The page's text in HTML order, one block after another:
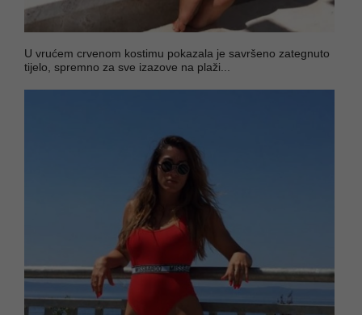
U vrućem crvenom kostimu pokazala je savršeno zategnuto
tijelo, spremno za sve izazove na plaži...